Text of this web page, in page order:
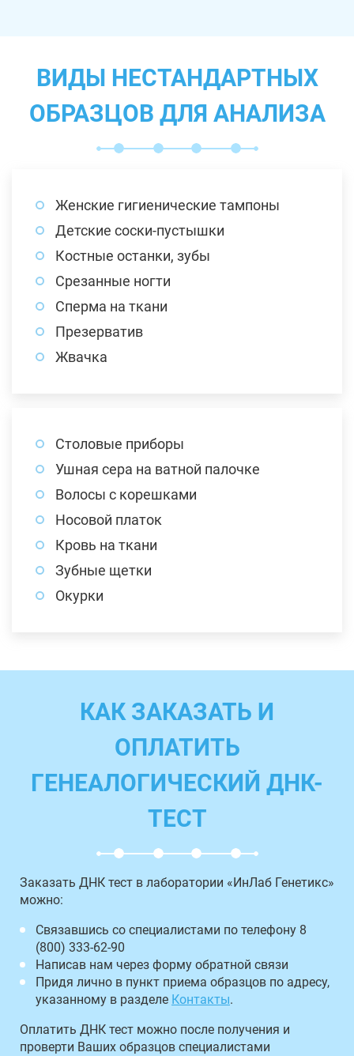
ВИДЫ НЕСТАНДАРТНЫХ
ОБРАЗЦОВ ДЛЯ АНАЛИЗА
Женские гигиенические тампоны
Детские соски-пустышки
Костные останки, зубы
Срезанные ногти
Сперма на ткани
Презерватив
Жвачка
Столовые приборы
Ушная сера на ватной палочке
Волосы с корешками
Носовой платок
Кровь на ткани
Зубные щетки
Окурки
КАК ЗАКАЗАТЬ И
ОПЛАТИТЬ
ГЕНЕАЛОГИЧЕСКИЙ ДНК-
ТЕСТ
Заказать ДНК тест в лаборатории «ИнЛаб Генетикс»
можно:
Связавшись со специалистами по телефону 8
(800) 333-62-90
Написав нам через форму обратной связи
Придя лично в пункт приема образцов по адресу,
указанному в разделе Контакты.
Оплатить ДНК тест можно после получения и
проверти Ваших образцов специалистами